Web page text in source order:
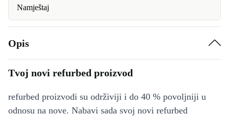
Namještaj
Opis
Tvoj novi refurbed proizvod
refurbed proizvodi su održiviji i do 40 % povoljniji u
odnosu na nove. Nabavi sada svoj novi refurbed